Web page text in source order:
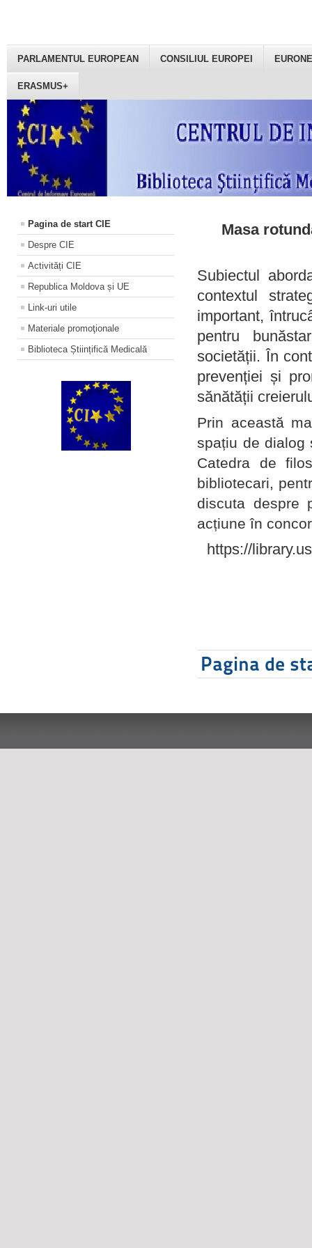
PARLAMENTUL EUROPEAN CONSILIUL EUROPEI
ERASMUS+
Pagina de start CIE
Despre CIE
Activități CIE
Republica Moldova și UE
Link-uri utile
Materiale promoţionale
Biblioteca Științifică Medicală
Masa
Subiectul
contextul
important,
pentru
societății. În
prevenției și
sănătății
Prin această
spațiu de dialog
Catedra de
bibliotecari,
discuta despre
acțiune în
https://
Pagina de